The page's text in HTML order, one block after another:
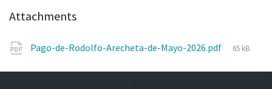
Attachments
Pago-de-Rodolfo-Arecheta-de-Mayo-2026.pdf
File
65 kB